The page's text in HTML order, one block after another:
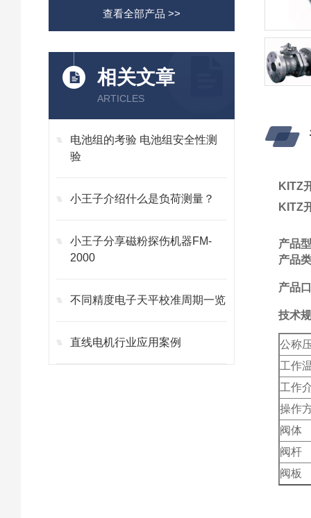
查看全部产品 >>
相关文章
ARTICLES
电池组的考验 电池组安全性测
验
小王子介绍什么是负荷测量？
小王子分享磁粉探伤机器FM-
2000
不同精度电子天平校准周期一览
直线电机行业应用案例
KITZ
KITZ
产品
产品
产品
技术
公称
工作
工作
操作
阀体
阀杆
阀板